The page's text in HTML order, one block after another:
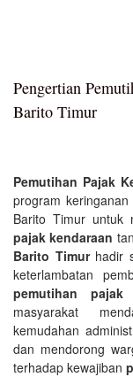
Pengertian
Barito Timur
Pemutihan Pajak
program
Barito Timur untuk
pajak kendaraan
Barito Timurhadir
keterlambatan
pemutihan
masyarakat
kemudahan
dan mendorong
terhadap kewajiban